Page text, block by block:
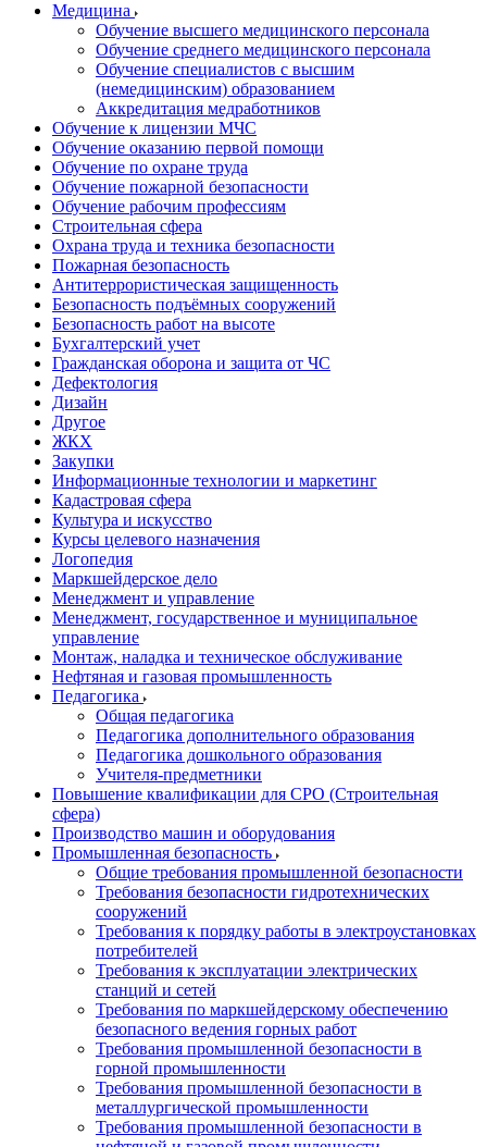
Медицина
Обучение высшего медицинского персонала
Обучение среднего медицинского персонала
Обучение специалистов с высшим
(немедицинским) образованием
Аккредитация медработников
Обучение к лицензии МЧС
Обучение оказанию первой помощи
Обучение по охране труда
Обучение пожарной безопасности
Обучение рабочим профессиям
Строительная сфера
Охрана труда и техника безопасности
Пожарная безопасность
Антитеррористическая защищенность
Безопасность подъёмных сооружений
Безопасность работ на высоте
Бухгалтерский учет
Гражданская оборона и защита от ЧС
Дефектология
Дизайн
Другое
ЖКХ
Закупки
Информационные технологии и маркетинг
Кадастровая сфера
Культура и искусство
Курсы целевого назначения
Логопедия
Маркшейдерское дело
Менеджмент и управление
Менеджмент, государственное и муниципальное
управление
Монтаж, наладка и техническое обслуживание
Нефтяная и газовая промышленность
Педагогика
Общая педагогика
Педагогика дополнительного образования
Педагогика дошкольного образования
Учителя-предметники
Повышение квалификации для СРО (Строительная
сфера)
Производство машин и оборудования
Промышленная безопасность
Общие требования промышленной безопасности
Требования безопасности гидротехнических
сооружений
Требования к порядку работы в электроустановках
потребителей
Требования к эксплуатации электрических
станций и сетей
Требования по маркшейдерскому обеспечению
безопасного ведения горных работ
Требования промышленной безопасности в
горной промышленности
Требования промышленной безопасности в
металлургической промышленности
Требования промышленной безопасности в